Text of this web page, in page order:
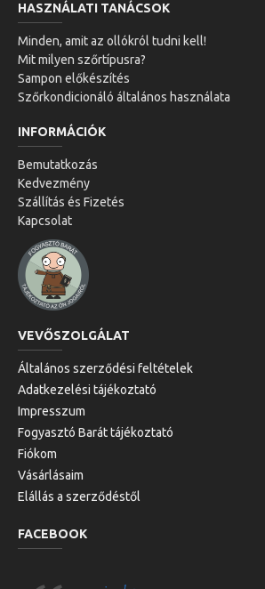
HASZNÁLATI TANÁCSOK
Minden, amit az ollókról tudni kell!
Mit milyen szőrtípusra?
Sampon előkészítés
Szőrkondicionáló általános használata
INFORMÁCIÓK
Bemutatkozás
Kedvezmény
Szállítás és Fizetés
Kapcsolat
VEVŐSZOLGÁLAT
Általános szerződési feltételek
Adatkezelési tájékoztató
Impresszum
Fogyasztó Barát tájékoztató
Fiókom
Vásárlásaim
Elállás a szerződéstől
FACEBOOK